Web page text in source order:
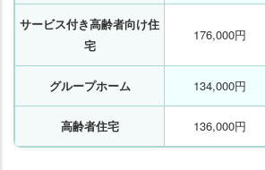
サービス付き高齢者向け住
宅
176,000円
グループホーム 134,000円
高齢者住宅 136,000円